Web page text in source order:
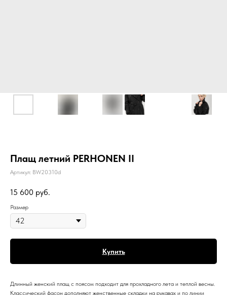
Плащ летний PERHONEN II
Артикул: BW20310d
15 600 руб.
Размер
Купить
Длинный женский плащ с поясом подходит для прохладного лета и теплой весны.
Классический фасон дополняют женственные складки на рукавах и по линии